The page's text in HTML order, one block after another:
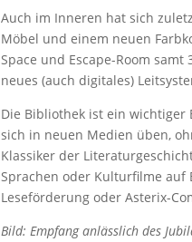
Auch im Inneren hat sich
Möbel und einem neuen
Space und Escape-Room
neues (auch digitales)
Die Bibliothek ist ein wichtiger
sich in neuen Medien üben,
Klassiker der
Sprachen oder Kulturfilme auf
Leseförderung oder Asterix-
Bild: Empfang anlässlich des